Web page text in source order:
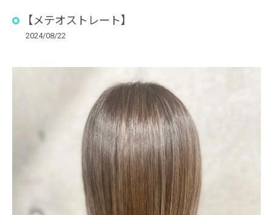
【メテオストレート】
2024/08/22